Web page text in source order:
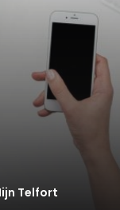
Telfort